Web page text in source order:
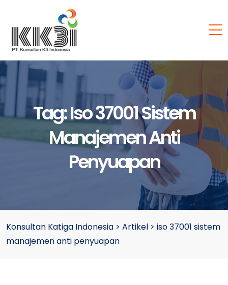
Tag:Iso 37001 Sistem
Manajemen Anti
Penyuapan
Konsultan Katiga Indonesia > Artikel > iso 37001 sistem
manajemen anti penyuapan